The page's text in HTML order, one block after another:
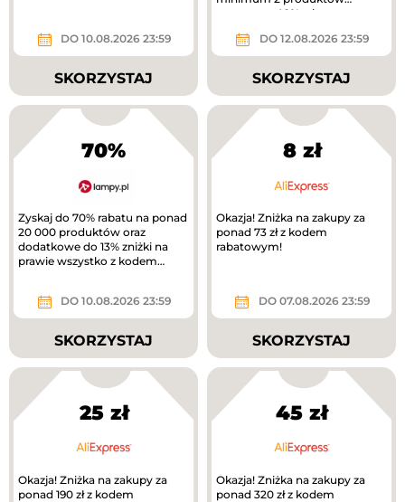
DO 10.08.2026 23:59
SKORZYSTAJ
otrzymasz 40% rabatu na
DO 12.08.2026 23:59
SKORZYSTAJ
70%
Zyskaj do 70% rabatu na ponad
20 000 produktów oraz
dodatkowe do 13% zniżki na
prawie wszystko z kodem
DO 10.08.2026 23:59
SKORZYSTAJ
8 zł
Okazja! Zniżka na zakupy za
ponad 73 zł z kodem
rabatowym!
DO 07.08.2026 23:59
SKORZYSTAJ
25 zł
Okazja! Zniżka na zakupy za
ponad 190 zł z kodem
45 zł
Okazja! Zniżka na zakupy za
ponad 320 zł z kodem